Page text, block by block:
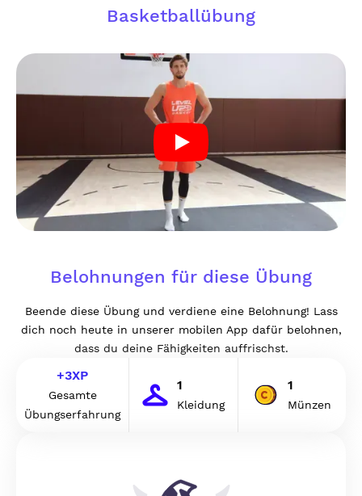
Basketballübung
Belohnungen für diese Übung
Beende diese Übung und verdiene eine Belohnung! Lass
dich noch heute in unserer mobilen App dafür belohnen,
dass du deine Fähigkeiten auffrischst.
+3XP
Gesamte
Übungserfahrung
1
Kleidung
1
Münzen